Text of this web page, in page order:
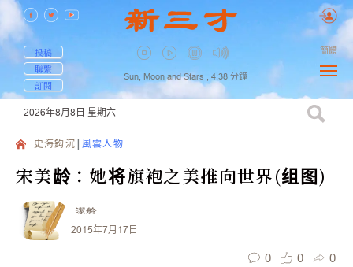
投稿
聯繫
訂閱
Sun, Moon and Stars , 4:38 分鐘
簡體
2026年8月8日 星期六
史海鈎沉 風雲人物
宋美龄：她将旗袍之美推向世界(组图)
潔舲
2015年7月17日
0 0 0